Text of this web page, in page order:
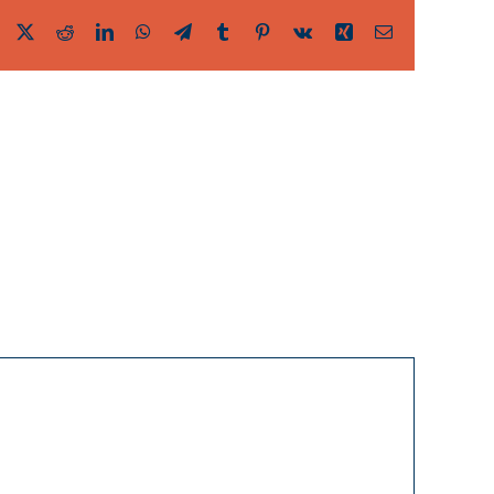
Facebook
TwitterRedditLinkedInWhatsApp
TelegramTumblr Pinterest
Vk Xing Email